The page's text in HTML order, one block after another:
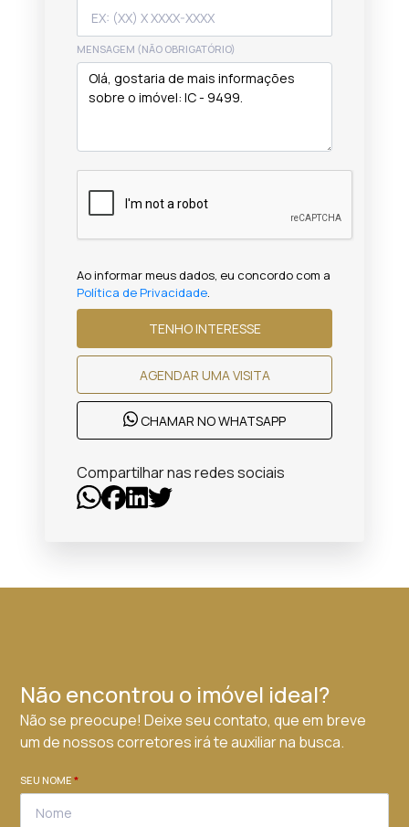
MENSAGEM (NÃO OBRIGATÓRIO)
Ao informar meus dados, eu concordo com a
Política de Privacidade.
TENHO INTERESSE
AGENDAR UMA VISITA
CHAMAR NO WHATSAPP
Compartilhar nas redes sociais
Não encontrou o imóvel ideal?
Não se preocupe! Deixe seu contato, que em breve
um de nossos corretores irá te auxiliar na busca.
SEU NOME*